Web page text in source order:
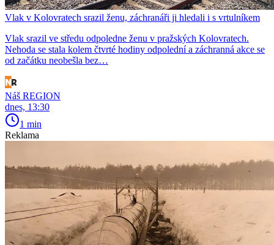
Vlak v Kolovratech srazil ženu, záchranáři ji hledali i s vrtulníkem
Vlak srazil ve středu odpoledne ženu v pražských Kolovratech.
Nehoda se stala kolem čtvrté hodiny odpolední a záchranná akce se
od začátku neobešla bez…
Náš REGION
dnes, 13:30
1 min
Reklama